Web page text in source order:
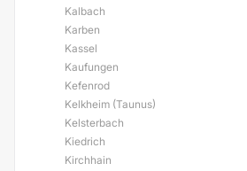
Kalbach
Karben
Kassel
Kaufungen
Kefenrod
Kelkheim (Taunus)
Kelsterbach
Kiedrich
Kirchhain